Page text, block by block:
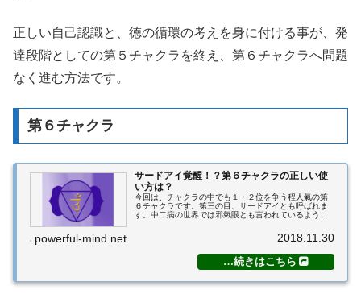
正しい自己認識と、徳の循環の考えを身に付ける事が、発
達段階としての第５チャクラを終え、第６チャクラへ問題
なく進む方法です。
第６チャクラ
サードアイ覚醒！？第６チャクラの正しい使
い方は？
今回は、チャクラの中でも１・２位を争う程人氣の第
６チャクラです。第三の目、サードアイとも呼ばれま
す。中二病の世界では邪氣眼とも言われているようで
ラの繋がりと流れ、それによってどう変わっていく
powerful-mind.net 2018.11.30